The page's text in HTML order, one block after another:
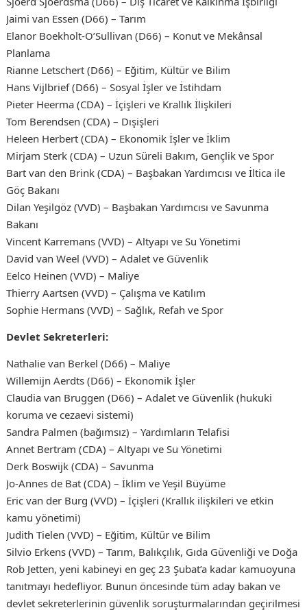
Jaimi van Essen (D66) – Tarım
Elanor Boekholt-O’Sullivan (D66) – Konut ve Mekânsal
Planlama
Rianne Letschert (D66) – Eğitim, Kültür ve Bilim
Hans Vijlbrief (D66) – Sosyal İşler ve İstihdam
Pieter Heerma (CDA) – İçişleri ve Krallık İlişkileri
Tom Berendsen (CDA) – Dışişleri
Heleen Herbert (CDA) – Ekonomik İşler ve İklim
Mirjam Sterk (CDA) – Uzun Süreli Bakım, Gençlik ve Spor
Bart van den Brink (CDA) – Başbakan Yardımcısı ve İltica ile
Göç Bakanı
Dilan Yeşilgöz (VVD) – Başbakan Yardımcısı ve Savunma
Bakanı
Vincent Karremans (VVD) – Altyapı ve Su Yönetimi
David van Weel (VVD) – Adalet ve Güvenlik
Eelco Heinen (VVD) – Maliye
Thierry Aartsen (VVD) – Çalışma ve Katılım
Sophie Hermans (VVD) – Sağlık, Refah ve Spor
Devlet Sekreterleri:
Nathalie van Berkel (D66) – Maliye
Willemijn Aerdts (D66) – Ekonomik İşler
Claudia van Bruggen (D66) – Adalet ve Güvenlik (hukuki
koruma ve cezaevi sistemi)
Sandra Palmen (bağımsız) – Yardımların Telafisi
Annet Bertram (CDA) – Altyapı ve Su Yönetimi
Derk Boswijk (CDA) – Savunma
Jo-Annes de Bat (CDA) – İklim ve Yeşil Büyüme
Eric van der Burg (VVD) – İçişleri (Krallık ilişkileri ve etkin
kamu yönetimi)
Judith Tielen (VVD) – Eğitim, Kültür ve Bilim
Silvio Erkens (VVD) – Tarım, Balıkçılık, Gıda Güvenliği ve Doğa
Rob Jetten, yeni kabineyi en geç 23 Şubat’a kadar kamuoyuna
tanıtmayı hedefliyor. Bunun öncesinde tüm aday bakan ve
devlet sekreterlerinin güvenlik soruşturmalarından geçirilmesi